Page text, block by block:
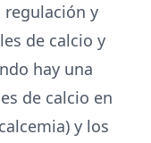
regulación y
de calcio y
hay una
de calcio en
y los